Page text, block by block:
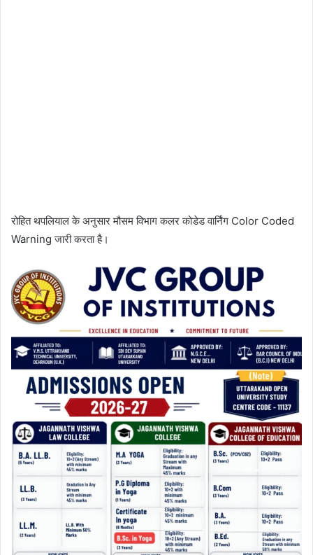
रोहित थपलियाल के अनुसार मौसम विभाग कलर कोडेड वार्निंग Color Coded
Warning जारी करता है।